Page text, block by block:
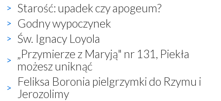
Starość: upadek czy apogeum?
Godny wypoczynek
Św. Ignacy Loyola
„Przymierze z Maryją" nr 131, Piekła
możesz uniknąć
Feliksa Boronia pielgrzymki do Rzymu i
Jerozolimy